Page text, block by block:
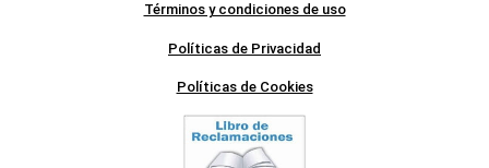
Términos y condiciones de uso
Políticas de Privacidad
Políticas de Cookies